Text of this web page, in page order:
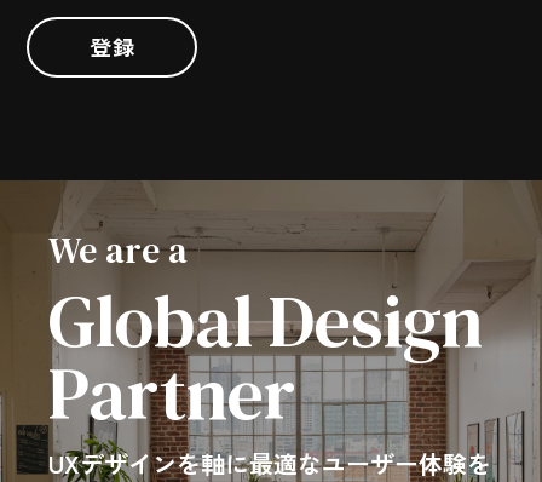
登録
We are a
Global Design
Partner
UXデザインを軸に最適なユーザー体験を